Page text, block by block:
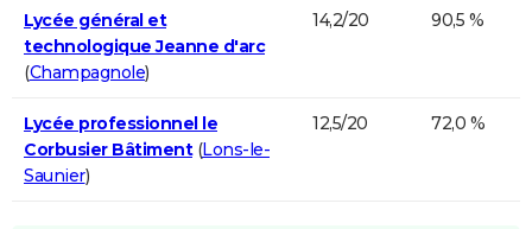
Lycée général et
technologique Jeanne d'arc
(Champagnole)
14,2/20 90,5 %
Lycée professionnel le
Corbusier Bâtiment(Lons-le-
Saunier)
12,5/20 72,0 %